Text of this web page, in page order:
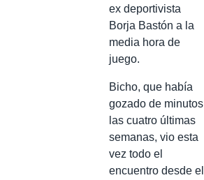
ex deportivista
Borja Bastón a la
media hora de
juego.
Bicho, que había
gozado de minutos
las cuatro últimas
semanas, vio esta
vez todo el
encuentro desde el